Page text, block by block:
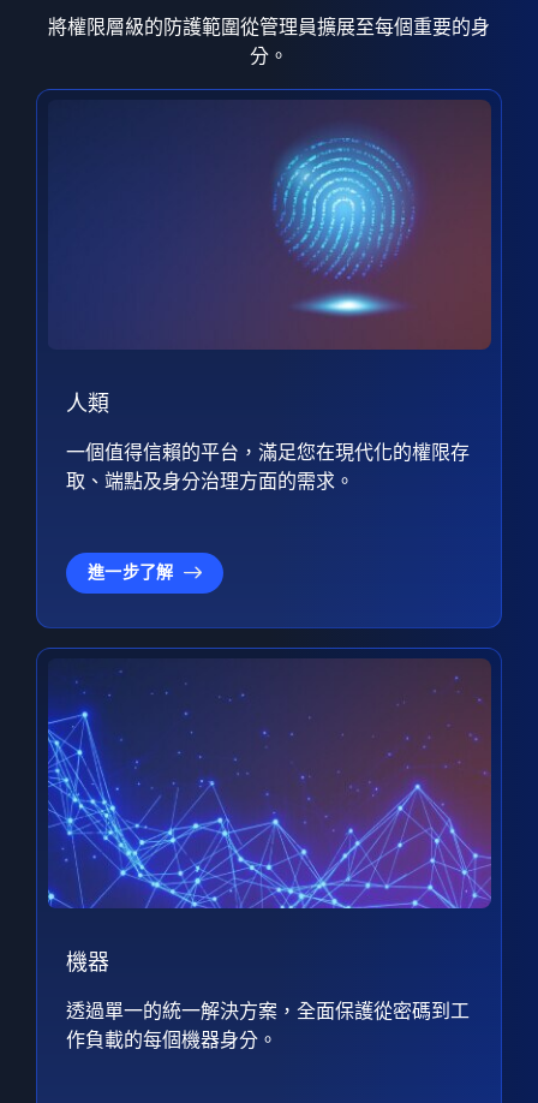
將權限層級的防護範圍從管理員擴展至每個重要的身
分。
人類
一個值得信賴的平台，滿足您在現代化的權限存
取、端點及身分治理方面的需求。
進一步了解
機器
透過單一的統一解決方案，全面保護從密碼到工
作負載的每個機器身分。